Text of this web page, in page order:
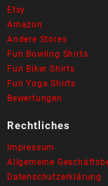
Etsy
Amazon
Andere Stores
Fun Bowling Shirts
Fun Biker Shirts
Fun Yoga Shirts
Bewertungen
Rechtliches
Impressum
Allgemeine
Datenschutzerklärung